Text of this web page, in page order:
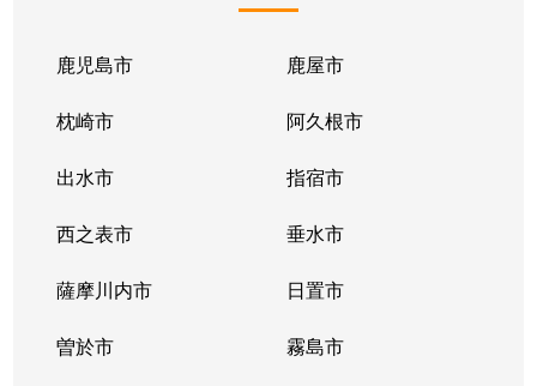
鹿児島市 鹿屋市
枕崎市 阿久根市
出水市 指宿市
西之表市 垂水市
薩摩川内市 日置市
曽於市 霧島市